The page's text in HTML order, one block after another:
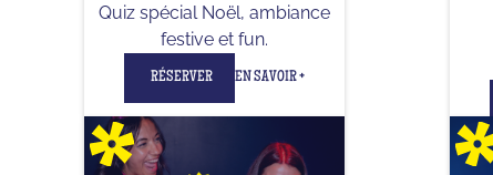
Quiz spécial Noël, ambiance
festive et fun.
RÉSERVER EN SAVOIR +